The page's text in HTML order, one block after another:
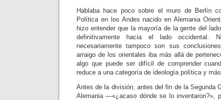
Hablaba hace poco sobre el muro de Berlín
Política en los Andes nacido en Alemania
hizo entender que la mayoría de la gente del
definitivamente hacia el lado occidental.
necesariamente tampoco son sus
arraigo de los orientales iba más allá de
algo que puede ser difícil de comprender
reduce a una categoría de ideología política y
Antes de la división, antes del fin de la Segunda
Alemania ―«¿acaso dónde se lo inventaron?»,